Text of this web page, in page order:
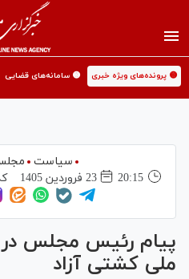
🟡 پرونده‌های ویژه خبری 🟡 سامانه‌های قضایی
سیاست
20:15
23 فروردين 1405
پیام رئیس مجلس در
ملی کشتی آزاد